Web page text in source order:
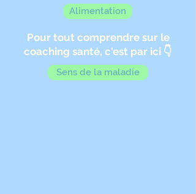
Alimentation
Pour tout comprendre sur le
coaching santé, c'est par ici 👇
Sens de la maladie